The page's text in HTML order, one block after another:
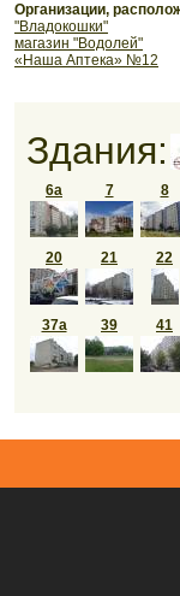
Организации,
"Владокошки"
магазин "Водолей"
«Наша Аптека» №12
Здания:
6а 7 8
20 21 22
37а 39 41